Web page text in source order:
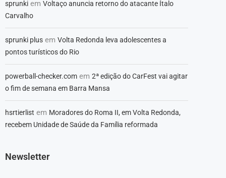
sprunki em Voltaço anuncia retorno do atacante Ítalo
Carvalho
sprunki plus em Volta Redonda leva adolescentes a
pontos turísticos do Rio
powerball-checker.com em 2ª edição do CarFest vai agitar
o fim de semana em Barra Mansa
hsrtierlist em Moradores do Roma II, em Volta Redonda,
recebem Unidade de Saúde da Família reformada
Newsletter